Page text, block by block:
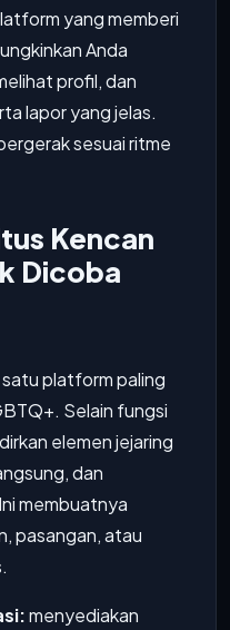
yang memberi
Anda
profil, dan
lapor yang jelas.
sesuai ritme
Kencan
Dicoba
satu platform paling
Selain fungsi
elemen jejaring
dan
membuatnya
pasangan, atau
menyediakan